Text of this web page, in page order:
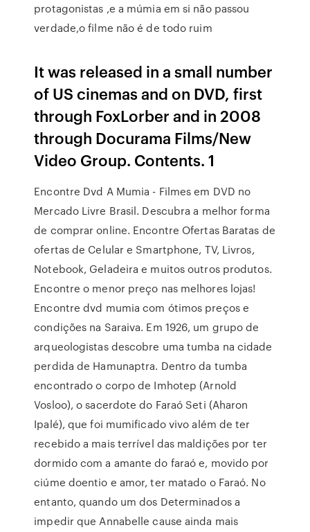
protagonistas ,e a múmia em si não passou
verdade,o filme não é de todo ruim
It was released in a small number
of US cinemas and on DVD, first
through FoxLorber and in 2008
through Docurama Films/New
Video Group. Contents. 1
Encontre Dvd A Mumia - Filmes em DVD no
Mercado Livre Brasil. Descubra a melhor forma
de comprar online. Encontre Ofertas Baratas de
ofertas de Celular e Smartphone, TV, Livros,
Notebook, Geladeira e muitos outros produtos.
Encontre o menor preço nas melhores lojas!
Encontre dvd mumia com ótimos preços e
condições na Saraiva. Em 1926, um grupo de
arqueologistas descobre uma tumba na cidade
perdida de Hamunaptra. Dentro da tumba
encontrado o corpo de Imhotep (Arnold
Vosloo), o sacerdote do Faraó Seti (Aharon
Ipalé), que foi mumificado vivo além de ter
recebido a mais terrível das maldições por ter
dormido com a amante do faraó e, movido por
ciúme doentio e amor, ter matado o Faraó. No
entanto, quando um dos Determinados a
impedir que Annabelle cause ainda mais